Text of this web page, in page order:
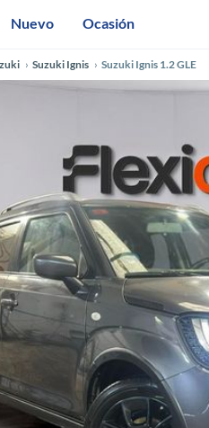
Nuevo Ocasión
Suzuki Ignis Suzuki Ignis 1.2 GLE